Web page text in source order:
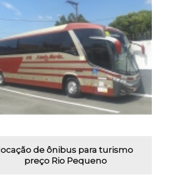
locação de ônibus para turismo
preço Rio Pequeno